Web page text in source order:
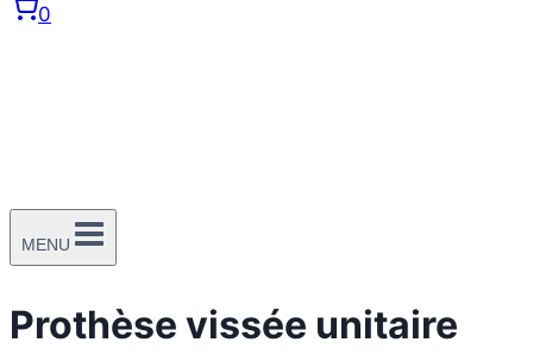
0
MENU
Prothèse vissée unitaire